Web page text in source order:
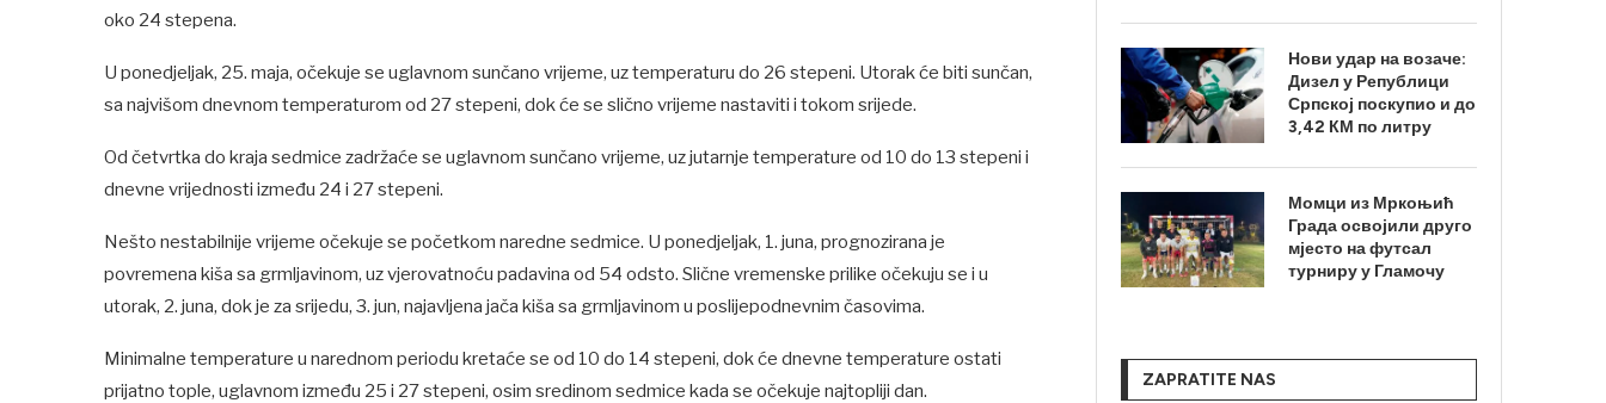
oko 24 stepena.
U ponedjeljak, 25. maja, očekuje se uglavnom sunčano vrijeme, uz temperaturu do 26 stepeni. Utorak će biti sunčan,
sa najvišom dnevnom temperaturom od 27 stepeni, dok će se slično vrijeme nastaviti i tokom srijede.
Od četvrtka do kraja sedmice zadržaće se uglavnom sunčano vrijeme, uz jutarnje temperature od 10 do 13 stepeni i
dnevne vrijednosti između 24 i 27 stepeni.
Nešto nestabilnije vrijeme očekuje se početkom naredne sedmice. U ponedjeljak, 1. juna, prognozirana je
povremena kiša sa grmljavinom, uz vjerovatnoću padavina od 54 odsto. Slične vremenske prilike očekuju se i u
utorak, 2. juna, dok je za srijedu, 3. jun, najavljena jača kiša sa grmljavinom u poslijepodnevnim časovima.
Minimalne temperature u narednom periodu kretaće se od 10 do 14 stepeni, dok će dnevne temperature ostati
prijatno tople, uglavnom između 25 i 27 stepeni, osim sredinom sedmice kada se očekuje najtopliji dan.
Нови удар на возаче:
Дизел у Републици
Српској поскупио и до
3,42 КМ по литру
Момци из Мркоњић
Града освојили друго
мјесто на футсал
турниру у Гламочу
ZAPRATITE NAS